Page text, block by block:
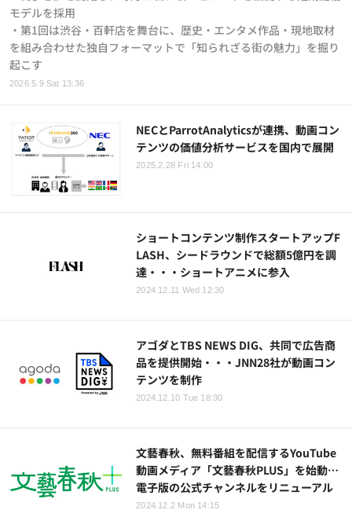
2026.5.9 Sat 13:36
モデルを採用
・第1回は渋谷・百軒店を舞台に、歴史・エンタメ作品・現地取材
を組み合わせた独自フォーマットで「知られざる街の魅力」を掘り
起こす
NECとParrotAnalyticsが連携、動画コン
テンツの価値分析サービスを国内で展開
2025.2.28 Fri 14:00
ショートコンテンツ制作スタートアップF
LASH、シードラウンドで総額5億円を調
達・・・ショートアニメに参入
2024.12.11 Wed 12:30
アゴダとTBS NEWS DIG、共同で広告商
品を提供開始・・・JNN28社が動画コン
テンツを制作
2024.12.10 Tue 18:30
文藝春秋、無料番組を配信するYouTube
動画メディア「文藝春秋PLUS」を始動…
電子版の公式チャンネルをリニューアル
2024.12.2 Mon 14:15